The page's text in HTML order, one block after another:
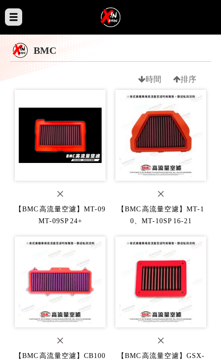
BMC
時間 排序
【BMC 高流量空濾】MT-09
MT-09SP 24+
【BMC 高流量空濾】MT-1
0、MT-10SP 16-21
【BMC 高流量空濾】CB100
【BMC 高流量空濾】GSX-